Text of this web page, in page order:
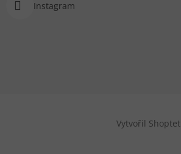
Instagram
Vytvořil Shoptet